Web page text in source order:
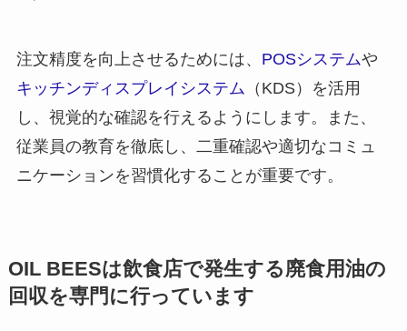
注文精度を向上させるためには、 POSシステムや
キッチンディスプレイシステム （KDS）を活用
し、視覚的な確認を行えるようにします。また、
従業員の教育を徹底し、二重確認や適切なコミュ
ニケーションを習慣化することが重要です。
OIL BEESは飲食店で発生する廃食用油の
回収を専門に行っています